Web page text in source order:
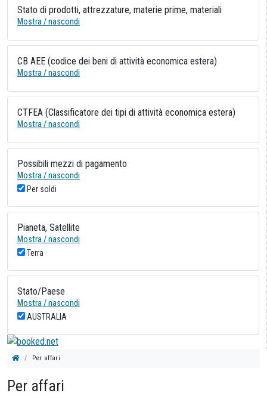
Stato di prodotti, attrezzature, materie prime, materiali
Mostra / nascondi
CB AEE (codice dei beni di attività economica estera)
Mostra / nascondi
CTFEA (Classificatore dei tipi di attività economica estera)
Mostra / nascondi
Possibili mezzi di pagamento
Mostra / nascondi
Per soldi
Pianeta, Satellite
Mostra / nascondi
Terra
Stato/Paese
Mostra / nascondi
AUSTRALIA
Per affari
Per affari